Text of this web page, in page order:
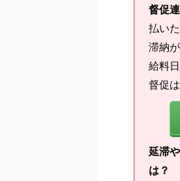
督促
払い
滞納
給料
督促
延滞
は？